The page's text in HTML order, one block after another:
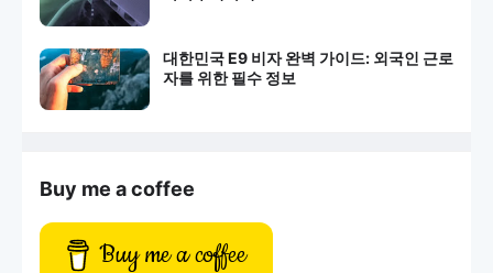
대한민국 E9 비자 완벽 가이드: 외국인 근로
자를 위한 필수 정보
Buy me a coffee
Buy me a coffee